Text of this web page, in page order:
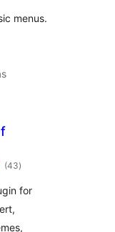
menus.
(43valoracións
totais
)
for